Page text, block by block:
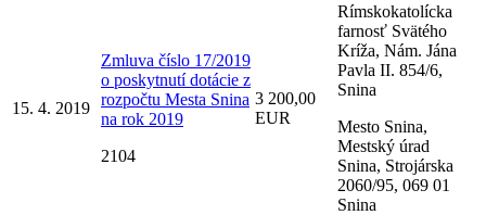
15. 4. 2019
Zmluva číslo 17/2019
o poskytnutí dotácie z
rozpočtu Mesta Snina
na rok 2019
2104
3 200,00
EUR
Rímskokatolícka
farnosť Svätého
Kríža, Nám. Jána
Pavla II. 854/6,
Snina
Mesto Snina,
Mestský úrad
Snina, Strojárska
2060/95, 069 01
Snina